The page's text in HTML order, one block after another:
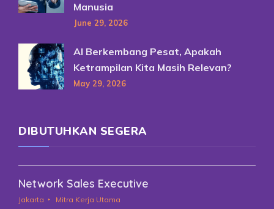
Manusia
June 29, 2026
AI Berkembang Pesat, Apakah
Ketrampilan Kita Masih Relevan?
May 29, 2026
DIBUTUHKAN SEGERA
Network Sales Executive
Jakarta Mitra Kerja Utama